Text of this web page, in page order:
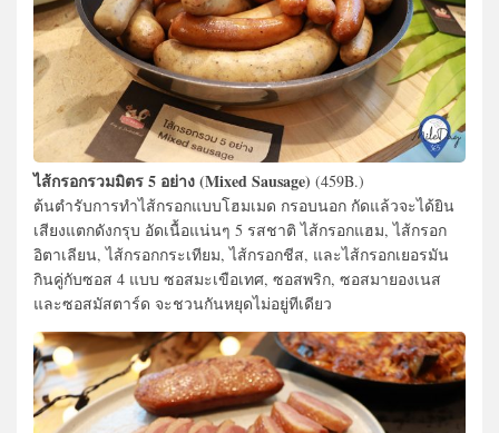
ไส้กรอกรวมมิตร 5 อย่าง (Mixed Sausage) (459B.)
ต้นตำรับการทำไส้กรอกแบบโฮมเมด กรอบนอก กัดแล้วจะได้ยิน
เสียงแตกดังกรุบ อัดเนื้อแน่นๆ 5 รสชาติ ไส้กรอกแฮม, ไส้กรอก
อิตาเลียน, ไส้กรอกกระเทียม, ไส้กรอกชีส, และไส้กรอกเยอรมัน
กินคู่กับซอส 4 แบบ ซอสมะเขือเทศ, ซอสพริก, ซอสมายองเนส
และซอสมัสตาร์ด​ จะชวนกันหยุดไม่อยู่ทีเดียว